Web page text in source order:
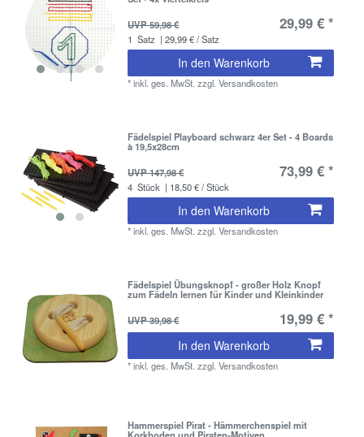
UVP 59,98 €
29,99 € *
1 Satz | 29,99 € / Satz
In den Warenkorb
*inkl. ges. MwSt. zzgl.Versandkosten
Fädelspiel Playboard schwarz 4er Set - 4 Boards
à 19,5x28cm
UVP 147,98 €
73,99 € *
4 Stück | 18,50 € / Stück
In den Warenkorb
*inkl. ges. MwSt. zzgl.Versandkosten
Fädelspiel Übungsknopf - großer Holz Knopf
zum Fädeln lernen für Kinder und Kleinkinder
UVP 39,98 €
19,99 € *
In den Warenkorb
*inkl. ges. MwSt. zzgl.Versandkosten
Hammerspiel Pirat - Hämmerchenspiel mit
Korkboden und Piraten-Motiven